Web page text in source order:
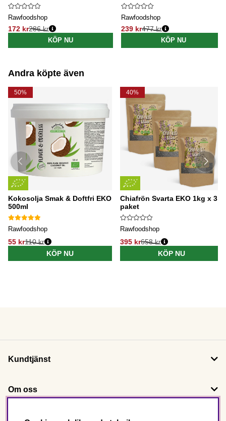
Rawfoodshop
172 kr
Ordinarie pris:
286 kr
KÖP NU
Rawfoodshop
239 kr
Ordinarie pris:
477 kr
KÖP NU
Andra köpte även
50%
Kokosolja Smak & Doftfri EKO
500ml
Rawfoodshop
55 kr110 kr
KÖP NU
40%
Chiafrön Svarta EKO 1kg x 3
paket
Rawfoodshop
395 kr658 kr
KÖP NU
Kundtjänst
Om oss